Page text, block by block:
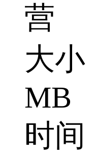
营
大小
MB
时间